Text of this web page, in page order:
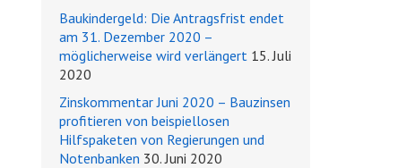
Baukindergeld: Die Antragsfrist endet
am 31. Dezember 2020 –
möglicherweise wird verlängert 15. Juli
2020
Zinskommentar Juni 2020 – Bauzinsen
profitieren von beispiellosen
Hilfspaketen von Regierungen und
Notenbanken 30. Juni 2020